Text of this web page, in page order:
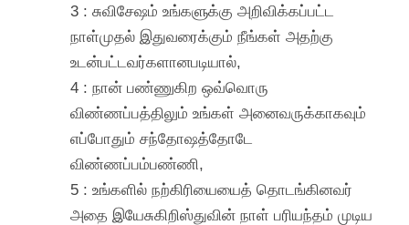
3 : சுவிசேஷம் உங்களுக்கு அறிவிக்கப்பட்ட
நாள்முதல் இதுவரைக்கும் நீங்கள் அதற்கு
உடன்பட்டவர்களானபடியால்,
4 : நான் பண்ணுகிற ஒவ்வொரு
விண்ணப்பத்திலும் உங்கள் அனைவருக்காகவும்
எப்போதும் சந்தோஷத்தோடே
விண்ணப்பம்பண்ணி,
5 : உங்களில் நற்கிரியையைத் தொடங்கினவர்
அதை இயேசுகிறிஸ்துவின் நாள் பரியந்தம் முடிய